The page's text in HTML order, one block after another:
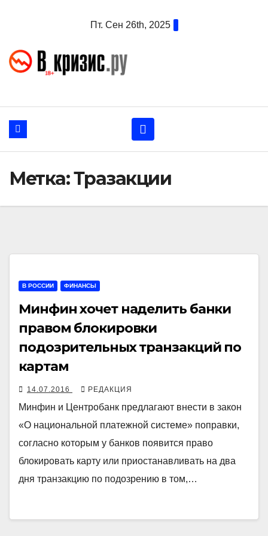
Пт. Сен 26th, 2025
Метка:Тразакции
В РОССИИ ФИНАНСЫ
Минфин хочет наделить банки
правом блокировки
подозрительных транзакций по
картам
14.07.2016 РЕДАКЦИЯ
Минфин и Центробанк предлагают внести в закон
«О национальной платежной системе» поправки,
согласно которым у банков появится право
блокировать карту или приостанавливать на два
дня транзакцию по подозрению в том,…